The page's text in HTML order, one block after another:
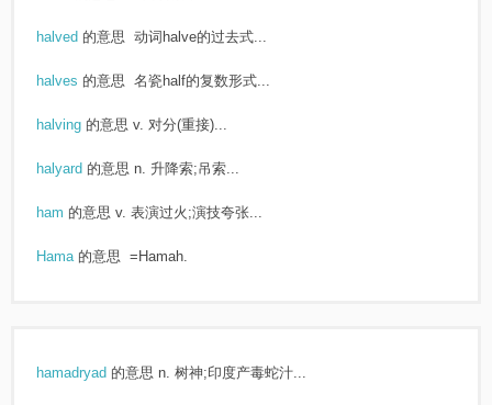
halved 的意思 动词halve的过去式...
halves 的意思 名瓷half的复数形式...
halving 的意思 v. 对分(重接)...
halyard 的意思 n. 升降索;吊索...
ham 的意思 v. 表演过火;演技夸张...
Hama 的意思 =Hamah.
hamadryad 的意思 n. 树神;印度产毒蛇汁...